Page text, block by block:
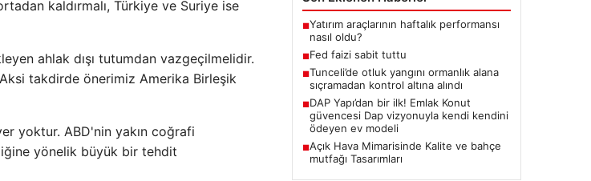
kaldırmalı, Türkiye ve Suriye ise
ahlak dışı tutumdan vazgeçilmelidir.
takdirde önerimiz Amerika Birleşik
yoktur. ABD'nin yakın coğrafi
yönelik büyük bir tehdit
■Yatırım araçlarının haftalık performansı
nasıl oldu?
■Fed faizi sabit tuttu
■Tunceli’de otluk yangını ormanlık alana
sıçramadan kontrol altına alındı
■DAP Yapı’dan bir ilk! Emlak Konut
güvencesi Dap vizyonuyla kendi kendini
ödeyen ev modeli
■Açık Hava Mimarisinde Kalite ve bahçe
mutfağı Tasarımları